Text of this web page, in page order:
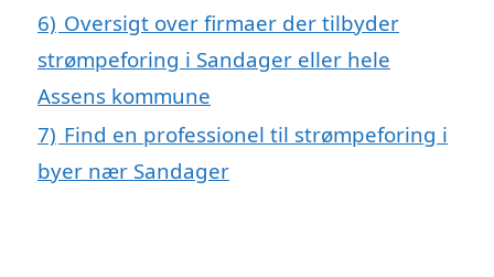
6) Oversigt over firmaer der tilbyder
strømpeforing i Sandager eller hele
Assens kommune
7) Find en professionel til strømpeforing i
byer nær Sandager